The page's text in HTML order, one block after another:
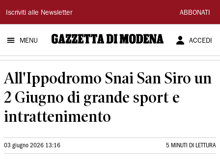
Gazzetta
di
Modena
Iscriviti alle Newsletter ABBONATI
MENU ACCEDI
All'Ippodromo Snai San Siro un
2 Giugno di grande sport e
intrattenimento
03 giugno 2026 13:16 5 MINUTI DI LETTURA